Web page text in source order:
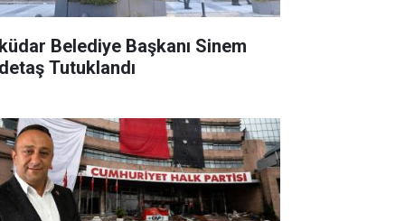
Belediye Başkanı Sinem
Tutuklandı